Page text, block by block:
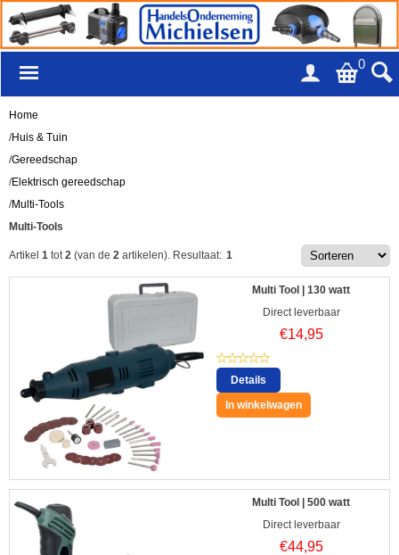
0
Home
/Huis & Tuin
/Gereedschap
/Elektrisch gereedschap
/Multi-Tools
Multi-Tools
Artikel 1 tot 2 (van de 2 artikelen). Resultaat: 1
Multi Tool | 130 watt
Direct leverbaar
€14,95
Details
In winkelwagen
Multi Tool | 500 watt
Direct leverbaar
€44,95